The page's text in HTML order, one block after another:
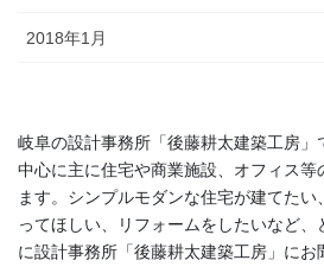
2018年1月
岐阜の設計事務所「後藤耕太建築工房」
中心に主に住宅や商業施設、オフィス等
ます。シンプルモダンな住宅が建てた
ってほしい、リフォームをしたいなど
に設計事務所「後藤耕太建築工房」にお